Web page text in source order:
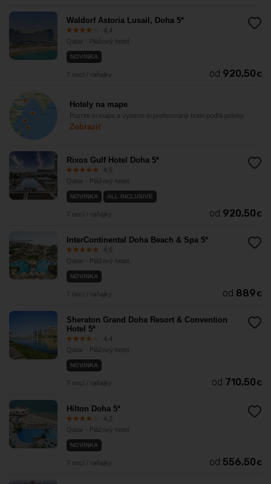
Waldorf Astoria Lusail, Doha 5*
4,4
Qatar - Plážový hotel
NOVINKA
7 nocí / raňajky od 920,50 €
Hotely na mape
Pozrite si mapu a vyberte si preferovaný hotel podľa polohy.
Zobraziť
Rixos Gulf Hotel Doha 5*
4,5
Qatar - Plážový hotel
NOVINKA ALL INCLUSIVE
7 nocí / raňajky od 920,50 €
InterContinental Doha Beach & Spa 5*
4,5
Qatar - Plážový hotel
NOVINKA
7 nocí / raňajky od 889 €
Sheraton Grand Doha Resort & Convention
Hotel 5*
4,4
Qatar - Plážový hotel
NOVINKA
7 nocí / raňajky od 710,50 €
Hilton Doha 5*
4,2
Qatar - Plážový hotel
NOVINKA
7 nocí / raňajky od 556,50 €